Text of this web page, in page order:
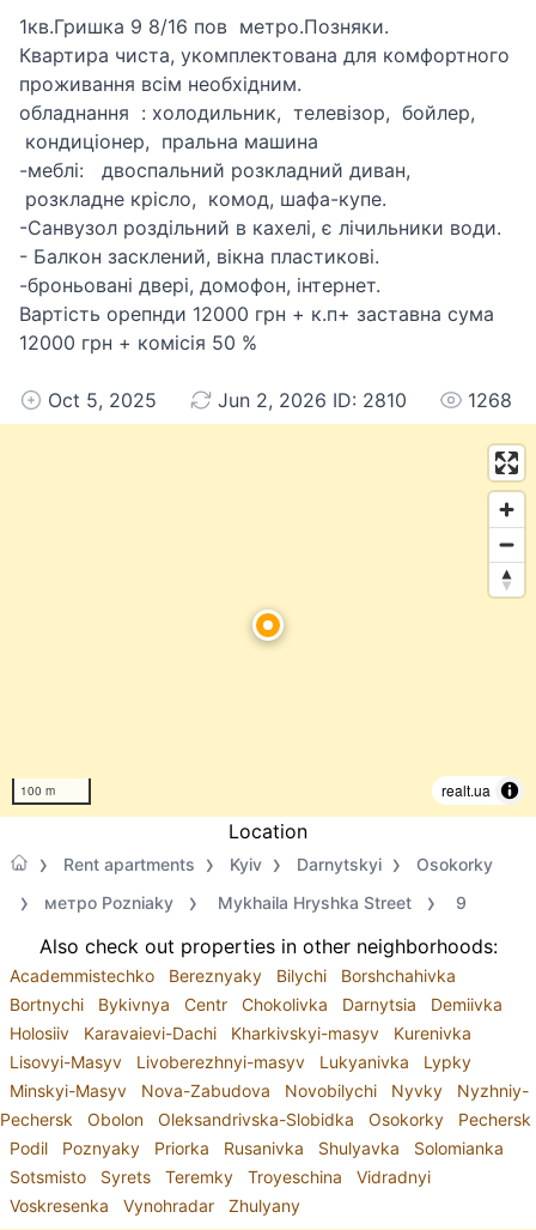
1кв.Гришка 9 8/16 пов метро.Позняки.
Квартира чиста, укомплектована для комфортного
проживання всім необхідним.
обладнання : холодильник, телевізор, бойлер,
кондиціонер, пральна машина
-меблі: двоспальний розкладний диван,
розкладне крісло, комод, шафа-купе.
-Санвузол роздільний в кахелі, є лічильники води.
- Балкон засклений, вікна пластикові.
-броньовані двері, домофон, інтернет.
Вартість орепнди 12000 грн + к.п+ заставна сума
12000 грн + комісія 50 %
Oct 5, 2025 Jun 2, 2026 ID: 2810 1268
100 m realt.ua
Location
Rent apartments Kyiv Darnytskyi
Osokorky
метро Pozniaky
Mykhaila Hryshka Street 9
Also check out properties in other neighborhoods:
Academmistechko Bereznyaky Bilychi
Borshchahivka
Bortnychi
Bykivnya Centr Chokolivka Darnytsia
Demiivka
Holosiiv
Karavaievi-Dachi Kharkivskyi-masyv
Kurenivka
Lisovyi-Masyv
Livoberezhnyi-masyv Lukyanivka
Lypky
Minskyi-Masyv
Nova-Zabudova Novobilychi Nyvky
Nyzhniy-
Pechersk
Obolon Oleksandrivska-Slobidka Osokorky
Pechersk
Podil
Poznyaky Priorka Rusanivka Shulyavka
Solomianka
Sotsmisto
Syrets Teremky Troyeschina
Vidradnyi
Voskresenka
Vynohradar Zhulyany